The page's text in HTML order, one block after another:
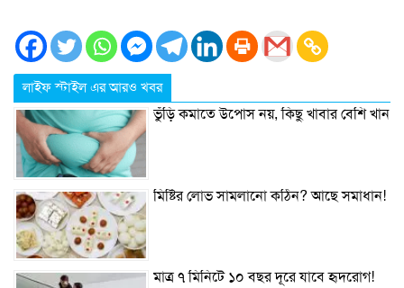
লাইফ স্টাইল এর আরও খবর
ভুঁড়ি কমাতে উপোস নয়, কিছু খাবার বেশি খান
মিষ্টির লোভ সামলানো কঠিন? আছে সমাধান!
মাত্র ৭ মিনিটে ১০ বছর দূরে যাবে হৃদরোগ!